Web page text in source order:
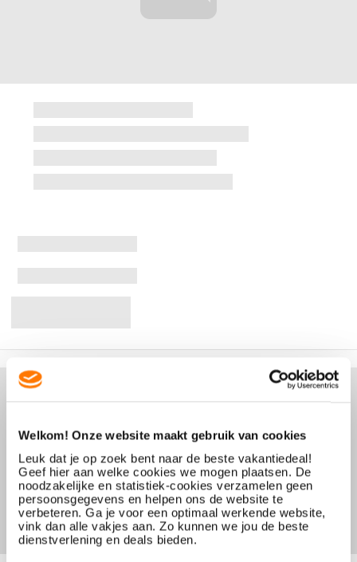
Welkom! Onze website maakt gebruik van cookies
Leuk dat je op zoek bent naar de beste vakantiedeal!
Geef hier aan welke cookies we mogen plaatsen. De
noodzakelijke en statistiek-cookies verzamelen geen
persoonsgegevens en helpen ons de website te
verbeteren. Ga je voor een optimaal werkende website,
vink dan alle vakjes aan. Zo kunnen we jou de beste
dienstverlening en deals bieden.